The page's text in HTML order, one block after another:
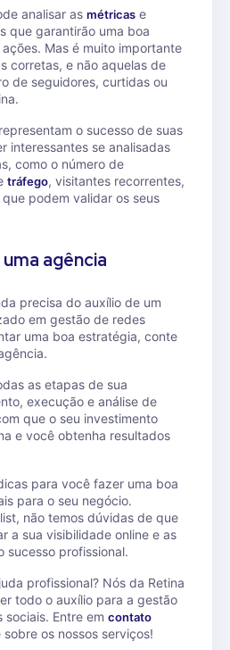
analisar as métricas e
que garantirão uma boa
Mas é muito importante
corretas, e não aquelas de
de seguidores, curtidas ou
o sucesso de suas
interessantes se analisadas
como o número de
tráfego, visitantes recorrentes,
podem validar os seus
agência
precisa do auxílio de um
em gestão de redes
uma boa estratégia, conte
as etapas de sua
execução e análise de
que o seu investimento
e você obtenha resultados
para você fazer uma boa
para o seu negócio.
não temos dúvidas de que
a sua visibilidade online e as
sucesso profissional.
profissional? Nós da Retina
todo o auxílio para a gestão
Entre em contato
os nossos serviços!